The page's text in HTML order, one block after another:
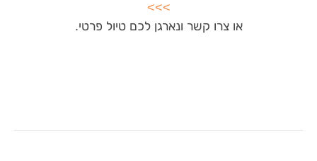
>>>
או צרו קשר ונארגן לכם טיול פרטי.